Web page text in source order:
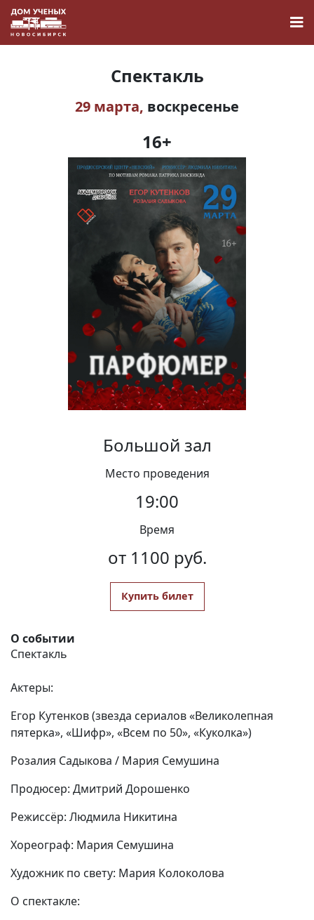
Наука
О Доме учёных
Виртуальный тур
Контакты
Вакансии
Спектакль
29 марта, воскресенье
16+
Большой зал
Место проведения
19:00
Время
от 1100 руб.
Купить билет
О событии
Спектакль
Актеры:
Егор Кутенков (звезда сериалов «Великолепная
пятерка», «Шифр», «Всем по 50», «Куколка»)
Розалия Садыкова / Мария Семушина
Продюсер: Дмитрий Дорошенко
Режиссёр: Людмила Никитина
Хореограф: Мария Семушина
Художник по свету: Мария Колоколова
О спектакле: